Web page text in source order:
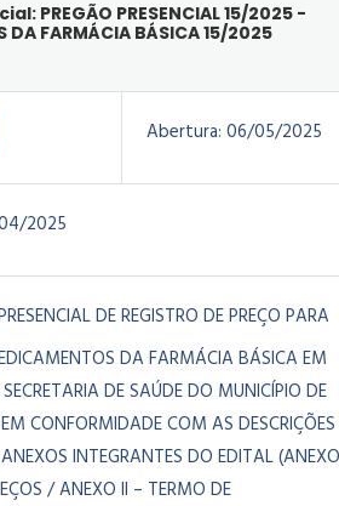
PREGÃO PRESENCIAL 15/2025 -
DA FARMÁCIA BÁSICA 15/2025
Abertura: 06/05/2025
2025
DE REGISTRO DE PREÇO PARA
DA FARMÁCIA BÁSICA EM
DE SAÚDE DO MUNICÍPIO DE
CONFORMIDADE COM AS DESCRIÇÕES
INTEGRANTES DO EDITAL
/ ANEXO II – TERMO DE